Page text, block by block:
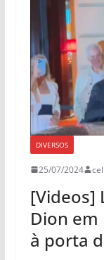
DIVERSOS
25/07/2024
[Videos]
Dion em
à porta